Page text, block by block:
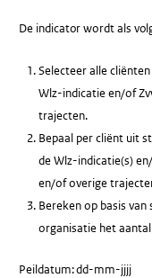
De indicator wordt als
Selecteer alle
Wlz-indicatie en/of
trajecten.
Bepaal per cliënt uit
de Wlz-indicatie(s)
en/of overige
Bereken op basis
organisatie het
Peildatum: dd-mm-jjjj